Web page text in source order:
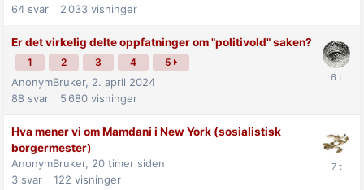
64 svar 2 033 visninger
Er det virkelig delte oppfatninger om "politivold" saken?
1 2 3 4 5
AnonymBruker, 2. april 2024
88 svar 5 680 visninger
Hva mener vi om Mamdani i New York (sosialistisk
borgermester)
AnonymBruker, 20 timer siden
3 svar 122 visninger